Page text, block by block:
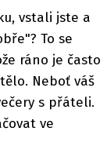
vstali jste a
To se
ráno je často
Neboť váš
s přáteli.
ve